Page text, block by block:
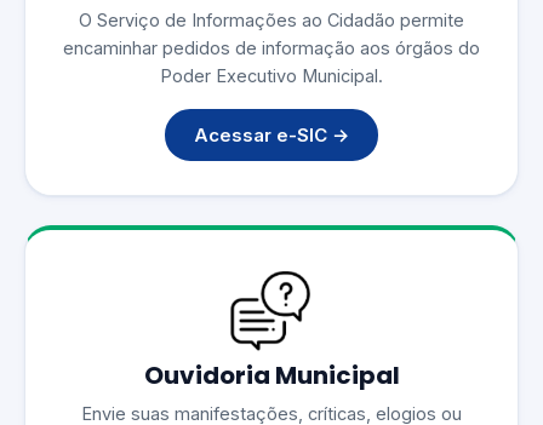
O Serviço de Informações ao Cidadão permite
encaminhar pedidos de informação aos órgãos do
Poder Executivo Municipal.
Acessar e-SIC →
Ouvidoria Municipal
Envie suas manifestações, críticas, elogios ou